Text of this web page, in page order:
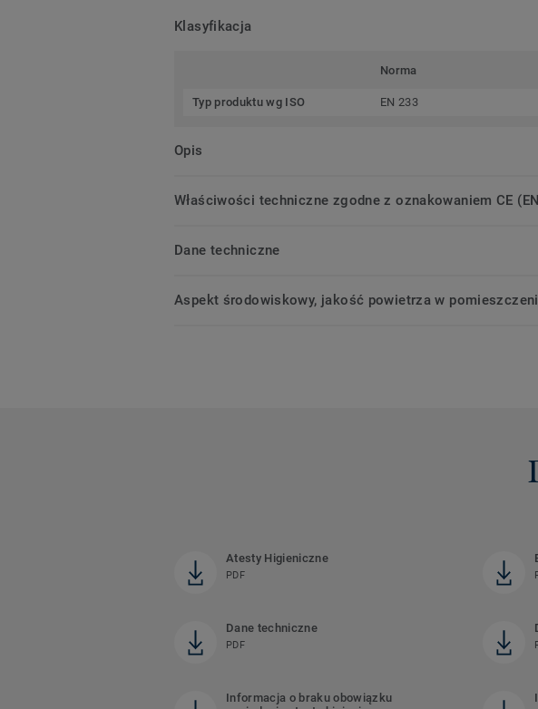
Klasyfikacja
Norma
Typ produktu wg ISO EN 233
Opis
Właściwości techniczne zgodne z oznakowaniem CE
Dane techniczne
Aspekt środowiskowy, jakość powietrza w
Atesty Higieniczne
PDF
Dane techniczne
PDF
Informacja o braku obowiązku